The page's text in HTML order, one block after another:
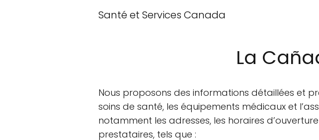
Santé et Services Canada
La
Nous proposons des informations détaillées et
soins de santé, les équipements médicaux et
notamment les adresses, les horaires
prestataires, tels que :